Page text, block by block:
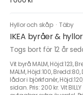
Hyllor och skåp ·Täby
IKEA byråer & hyllor
Togs bort för 12 år
Vit byrå MALM, Höjd:123,
MALM, Höjd:100,
lådor i björkfanér,
sidan. Pris: 200 kr. Vit